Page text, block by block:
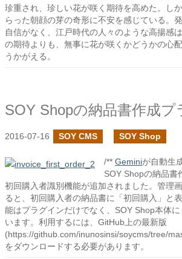
珍重され、珍しい花が咲く期待を高めた。し
らった朝顔の芽の奇形に不安を感じている。
自信がなく、江戸時代の人々のような高揚感
の期待よりも、無事に花が咲くかどうかの心
うかがえる。
2016-07-16 SOY CMS SOY Shop
/** Geminiが自動生
SOY Shopの納品書
初回購入者識別機能が追加されました。管理
ると、初回購入者の納品書に「初回購入」と
能はプラグインだけでなく、SOY Shop本体
います。利用するには、GitHub上の最新版
(https://github.com/inunosinsi/soycms/tree/
をダウンロードする必要があります。